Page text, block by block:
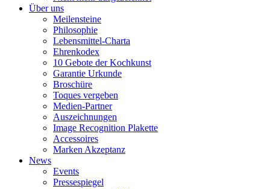
Über uns
Meilensteine
Philosophie
Lebensmittel-Charta
Ehrenkodex
10 Gebote der Kochkunst
Garantie Urkunde
Broschüre
Toques vergeben
Medien-Partner
Auszeichnungen
Image Recognition Plakette
Accessoires
Marken Akzeptanz
News
Events
Pressespiegel